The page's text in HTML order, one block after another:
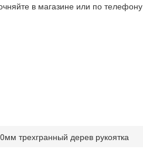
в магазине или по телефону
трехгранный дерев рукоятка